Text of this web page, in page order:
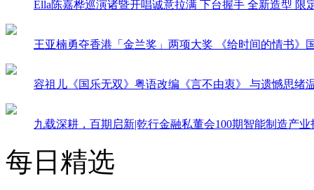
Ella陈嘉桦巡演诸暨开唱诚意拉满 下台握手 全新造型 限
王亚楠勇夺香港「金兰奖」两项大奖 《给时间的情书》
容祖儿《国乐无双》粤语改编《言不由衷》 与遗憾思绪
九载深耕，百期启新|乾行金融私董会100期智能制造产
每日精选